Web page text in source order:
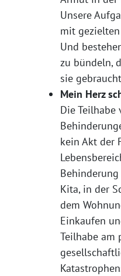
Unsere
mit
Und
zu bündeln,
sie
Mein Herz
Die
kein Akt der
Kita, in der
dem
Einkaufen
Teilhabe am